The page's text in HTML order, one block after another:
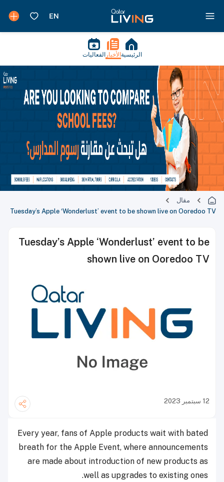
الرئيسية الأخبار الفعاليات
مقال
Tuesday’s Apple ‘Wonderlust’ event to be shown live on Ooredoo TV
Tuesday’s Apple ‘Wonderlust’ event to be
shown live on Ooredoo TV
12 سبتمبر 2023
Every year, fans of Apple products wait with bated
breath for the Apple Event, where announcements
are made about introduction of new products as
well as upgrades to existing ones.